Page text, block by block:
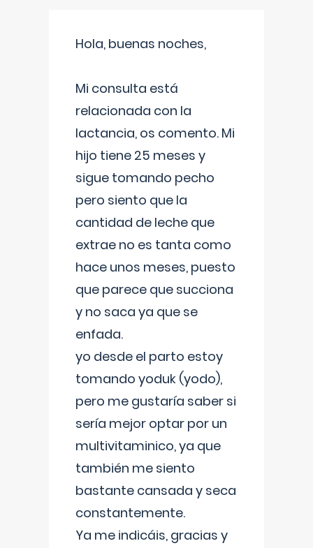
Hola, buenas noches,
Mi consulta está
relacionada con la
lactancia, os comento. Mi
hijo tiene 25 meses y
sigue tomando pecho
pero siento que la
cantidad de leche que
extrae no es tanta como
hace unos meses, puesto
que parece que succiona
y no saca ya que se
enfada.
yo desde el parto estoy
tomando yoduk (yodo),
pero me gustaría saber si
sería mejor optar por un
multivitaminico, ya que
también me siento
bastante cansada y seca
constantemente.
Ya me indicáis, gracias y